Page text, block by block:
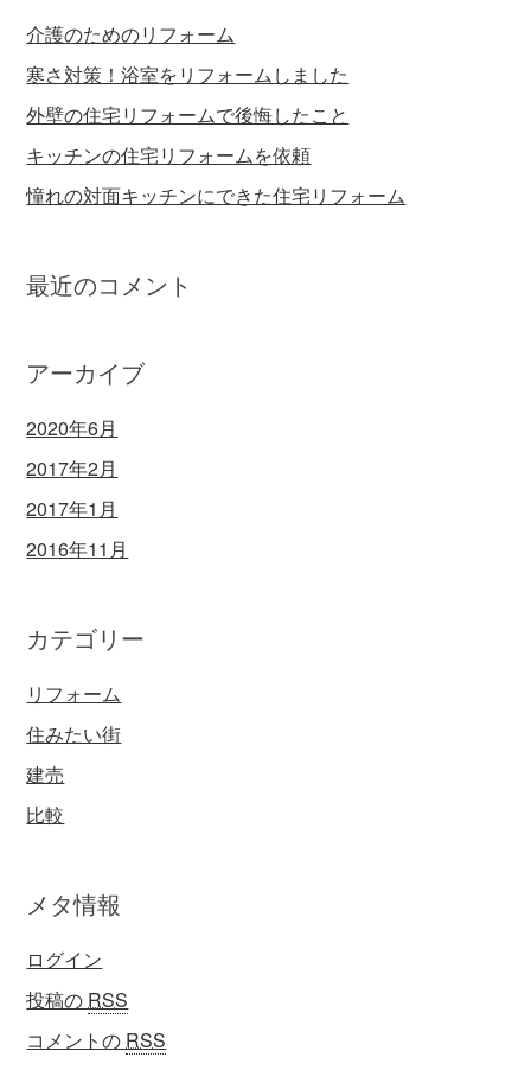
介護のためのリフォーム
寒さ対策！浴室をリフォームしました
外壁の住宅リフォームで後悔したこと
キッチンの住宅リフォームを依頼
憧れの対面キッチンにできた住宅リフォーム
最近のコメント
アーカイブ
2020年6月
2017年2月
2017年1月
2016年11月
カテゴリー
リフォーム
住みたい街
建売
比較
メタ情報
ログイン
投稿の RSS
コメントの RSS